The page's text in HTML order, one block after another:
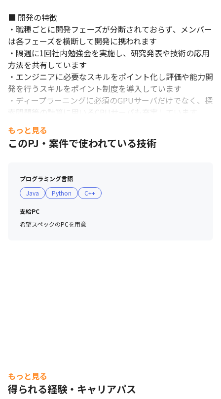
■ 開発の特徴
・職種ごとに開発フェーズが分断されておらず、メンバー
は各フェーズを横断して開発に携われます
・隔週に1回社内勉強会を実施し、研究発表や技術の応用
方法を共有しています
・エンジニアに必要なスキルをポイント化し評価や能力開
発を行うスキルをポイント制度を導入しています
・ディープラーニングに必須のGPUサーバだけでなく、探
索問題等の計算に用いるCPUサーバも充実しています
・AIベンチャーでは国内最大級規模のGPUを導入していま
す
・小さい会社なので、自立したスタイルで業務が進められ
ると思います。人数が少ないことによる大変さもあります
が、充実感を得られる環境だと思います（ビジネス職）
・課題解決の方法をエンジニアの裁量で決めて試すことが
できます。計算リソースが豊富なため手法の選択肢が計算
われるAIの企業は、そう多くないのではと思います。私自
身がHEROZを選んだキッカケも、金融以外の建設とエン
タメ領域で事業企画やコンサルティングの経験があったた
もっと見る
このPJ・案件で使われている技術
プログラミング言語
Java
Python C++
支給PC
希望スペックのPCを用意
もっと見る
得られる経験・キャリアパス